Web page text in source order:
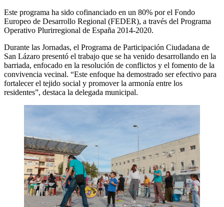
Este programa ha sido cofinanciado en un 80% por el Fondo
Europeo de Desarrollo Regional (FEDER), a través del Programa
Operativo Plurirregional de España 2014-2020.
Durante las Jornadas, el Programa de Participación Ciudadana de
San Lázaro presentó el trabajo que se ha venido desarrollando en la
barriada, enfocado en la resolución de conflictos y el fomento de la
convivencia vecinal. “Este enfoque ha demostrado ser efectivo para
fortalecer el tejido social y promover la armonía entre los
residentes”, destaca la delegada municipal.